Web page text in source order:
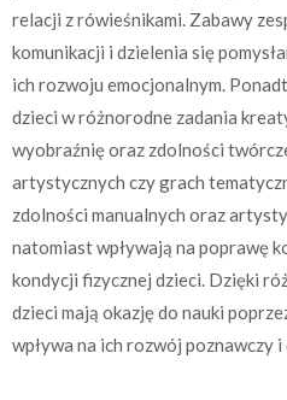
relacji z rówieśnikami. Zabawy
komunikacji i dzielenia się
ich rozwoju emocjonalnym.
dzieci w różnorodne zadania
wyobraźnię oraz zdolności
artystycznych czy grach
zdolności manualnych oraz
natomiast wpływają na poprawę
kondycji fizycznej dzieci. Dzięki
dzieci mają okazję do nauki
wpływa na ich rozwój poznawczy